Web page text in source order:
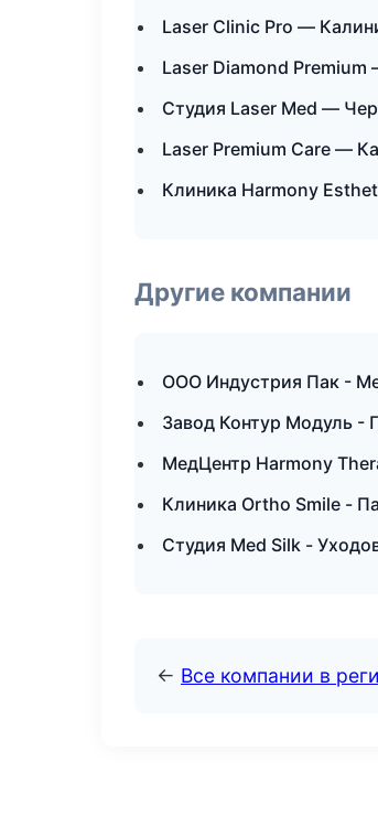
Laser Clinic Pro —
Laser Diamond
Студия Laser Med —
Laser Premium Care —
Клиника Harmony
Другие компании
ООО Индустрия Пак -
Завод Контур Модуль -
МедЦентр Harmony
Клиника Ortho Smile -
Студия Med Silk -
← Все компании в